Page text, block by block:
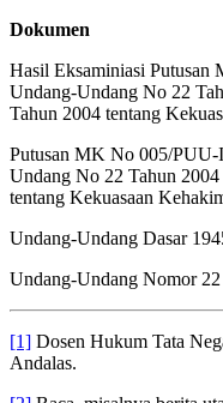
Dokumen
Hasil Eksaminiasi
Undang-Undang No 22
Tahun 2004 tentang
Putusan MK No 005/
Undang No 22 Tahun
tentang Kekuasaan
Undang-Undang Dasar
Undang-Undang Nomor
[1] Dosen Hukum Tata
Andalas.